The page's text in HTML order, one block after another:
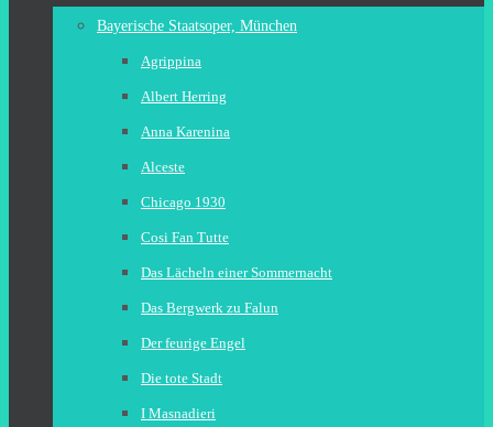
Bayerische Staatsoper, München
Agrippina
Albert Herring
Anna Karenina
Alceste
Chicago 1930
Cosi Fan Tutte
Das Lächeln einer Sommernacht
Das Bergwerk zu Falun
Der feurige Engel
Die tote Stadt
I Masnadieri